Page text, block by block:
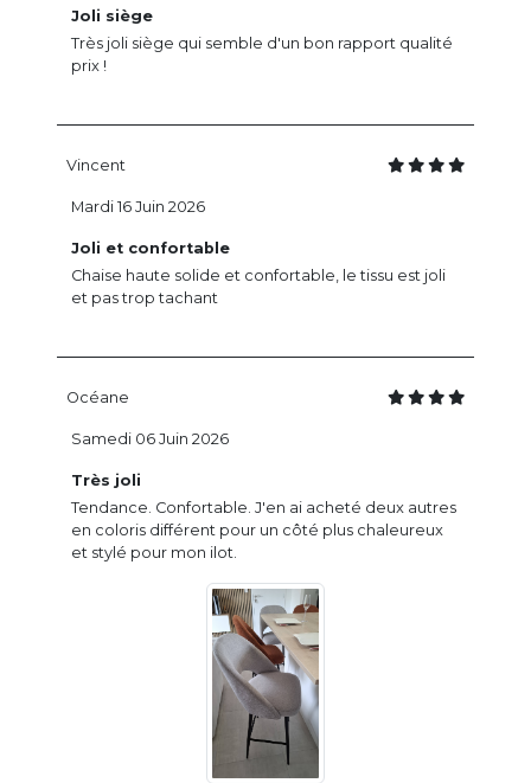
Joli siège
Très joli siège qui semble d'un bon rapport qualité
prix !
Vincent
Joli et confortable
Chaise haute solide et confortable, le tissu est joli
et pas trop tachant
Mardi 16 Juin 2026
Océane
Très joli
Tendance. Confortable. J'en ai acheté deux autres
en coloris différent pour un côté plus chaleureux
et stylé pour mon ilot.
Samedi 06 Juin 2026